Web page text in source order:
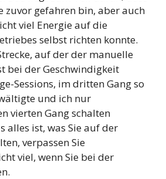
zuvor gefahren bin, aber auch
viel Energie auf die
selbst richten konnte.
auf der der manuelle
bei der Geschwindigkeit
Sessions, im dritten Gang so
und ich nur
vierten Gang schalten
alles ist, was Sie auf der
verpassen Sie
viel, wenn Sie bei der